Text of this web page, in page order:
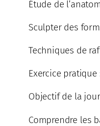
Étude de
Sculpter des
Techniques de
Exercice
Objectif de la
Comprendre les